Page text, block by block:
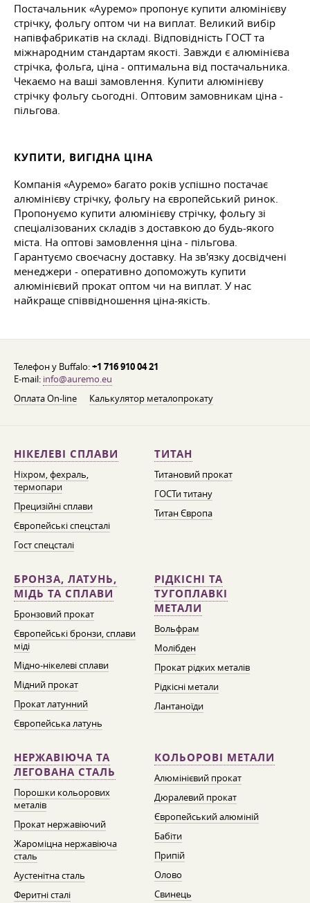
Постачальник «Ауремо» пропонує купити алюмінієву
стрічку, фольгу оптом чи на виплат. Великий вибір
напівфабрикатів на складі. Відповідність ГОСТ та
міжнародним стандартам якості. Завжди є алюмінієва
стрічка, фольга, ціна - оптимальна від постачальника.
Чекаємо на ваші замовлення. Купити алюмінієву
стрічку фольгу сьогодні. Оптовим замовникам ціна -
пільгова.
КУПИТИ, ВИГІДНА ЦІНА
Компанія «Ауремо» багато років успішно постачає
алюмінієву стрічку, фольгу на європейський ринок.
Пропонуємо купити алюмінієву стрічку, фольгу зі
спеціалізованих складів з доставкою до будь-якого
міста. На оптові замовлення ціна - пільгова.
Гарантуємо своєчасну доставку. На зв'язку досвідчені
менеджери - оперативно допоможуть купити
алюмінієвий прокат оптом чи на виплат. У нас
найкраще співвідношення ціна-якість.
Телефон у Buffalo:+1 716 910 04 21
E-mail: info@auremo.eu
Оплата On-line
Калькулятор металопрокату
НІКЕЛЕВІ СПЛАВИ
Ніхром, фехраль,
термопари
Прецизійні сплави
Європейські спецсталі
Гост спецсталі
ТИТАН
Титановий прокат
ГОСТи титану
Титан Європа
БРОНЗА, ЛАТУНЬ,
МІДЬ ТА СПЛАВИ
Бронзовий прокат
Європейські бронзи, сплави
міді
Мідно-нікелеві сплави
Мідний прокат
Прокат латунний
Європейська латунь
РІДКІСНІ ТА
ТУГОПЛАВКІ
МЕТАЛИ
Вольфрам
Молібден
Прокат рідких металів
Рідкісні метали
Лантаноїди
НЕРЖАВІЮЧА ТА
ЛЕГОВАНА СТАЛЬ
Порошки кольорових
металів
Прокат нержавіючий
Жароміцна нержавіюча
сталь
Аустенітна сталь
Феритні сталі
КОЛЬОРОВІ МЕТАЛИ
Алюмінієвий прокат
Дюралевий прокат
Європейський алюміній
Бабіти
Припій
Олово
Свинець